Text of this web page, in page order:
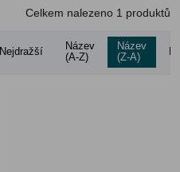
Celkem nalezeno 1 produktů
Nejdražší
Název
(A-Z)
Název
(Z-A)